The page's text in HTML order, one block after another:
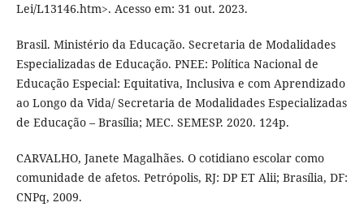
Lei/L13146.htm>. Acesso em: 31 out. 2023.
Brasil. Ministério da Educação. Secretaria de Modalidades
Especializadas de Educação. PNEE: Política Nacional de
Educação Especial: Equitativa, Inclusiva e com Aprendizado
ao Longo da Vida/ Secretaria de Modalidades Especializadas
de Educação – Brasília; MEC. SEMESP. 2020. 124p.
CARVALHO, Janete Magalhães. O cotidiano escolar como
comunidade de afetos. Petrópolis, RJ: DP ET Alii; Brasília, DF:
CNPq, 2009.